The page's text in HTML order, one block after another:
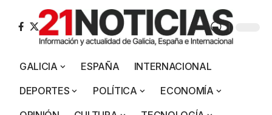
GALICIA ESPAÑA
INTERNACIONAL
DEPORTES
POLÍTICA
ECONOMÍA